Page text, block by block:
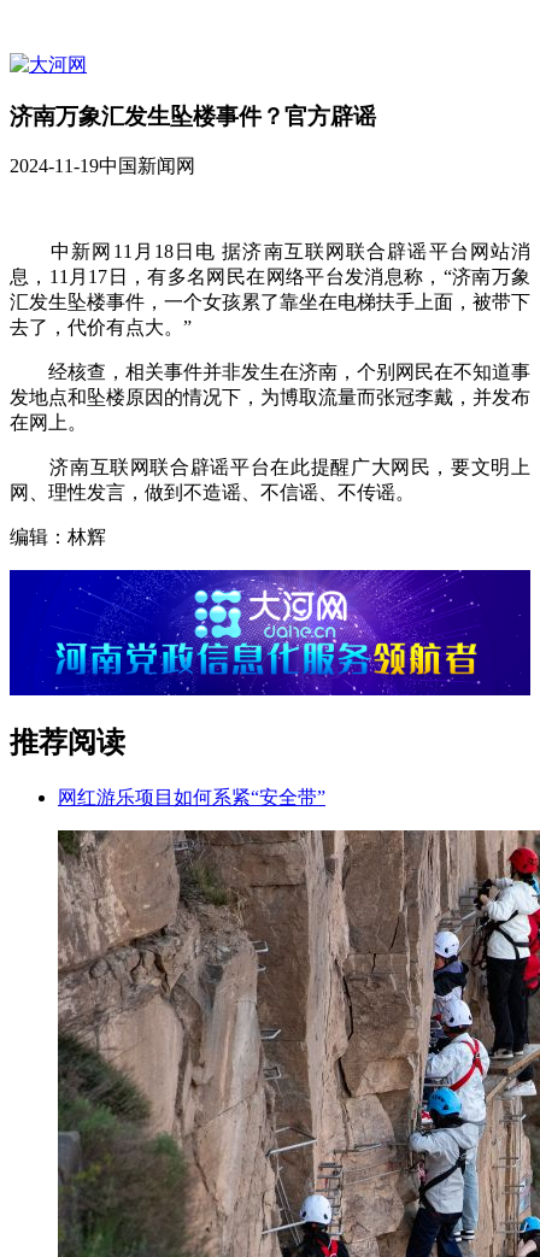
济南万象汇发生坠楼事件？官方辟谣
2024-11-19中国新闻网
中新网11月18日电 据济南互联网联合辟谣平台网站消
息，11月17日，有多名网民在网络平台发消息称，“济南万象
汇发生坠楼事件，一个女孩累了靠坐在电梯扶手上面，被带下
去了，代价有点大。”
经核查，相关事件并非发生在济南，个别网民在不知道事
发地点和坠楼原因的情况下，为博取流量而张冠李戴，并发布
在网上。
济南互联网联合辟谣平台在此提醒广大网民，要文明上
网、理性发言，做到不造谣、不信谣、不传谣。
编辑：林辉
推荐阅读
网红游乐项目如何系紧“安全带”